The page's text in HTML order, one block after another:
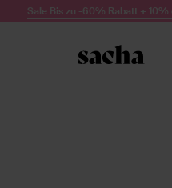
Sale Bis zu -60% Rabatt + 10%